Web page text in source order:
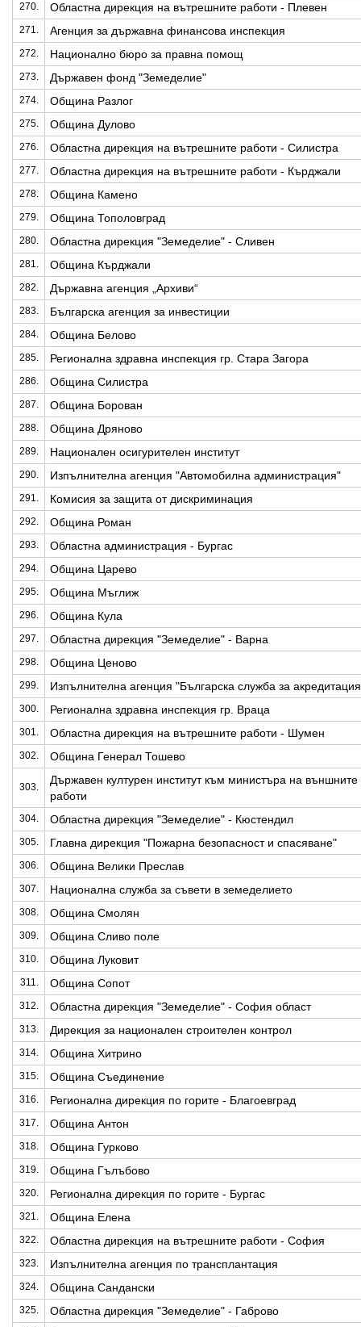
270. Областна дирекция на вътрешните работи - Плевен
271. Агенция за държавна финансова инспекция
272. Национално бюро за правна помощ
273. Държавен фонд "Земеделие"
274. Община Разлог
275. Община Дулово
276. Областна дирекция на вътрешните работи - Силистра
277. Областна дирекция на вътрешните работи - Кърджали
278. Община Камено
279. Община Тополовград
280. Областна дирекция "Земеделие" - Сливен
281. Община Кърджали
282. Държавна агенция „Архиви“
283. Българска агенция за инвестиции
284. Община Белово
285. Регионална здравна инспекция гр. Стара Загора
286. Община Силистра
287. Община Борован
288. Община Дряново
289. Национален осигурителен институт
290. Изпълнителна агенция "Автомобилна администрация"
291. Комисия за защита от дискриминация
292. Община Роман
293. Областна администрация - Бургас
294. Община Царево
295. Община Мъглиж
296. Община Кула
297. Областна дирекция "Земеделие" - Варна
298. Община Ценово
299. Изпълнителна агенция "Българска служба за
300. Регионална здравна инспекция гр. Враца
301. Областна дирекция на вътрешните работи - Шумен
302. Община Генерал Тошево
303.
Държавен културен институт към министъра на външните
работи
304. Областна дирекция "Земеделие" - Кюстендил
305. Главна дирекция "Пожарна безопасност и спасяване"
306. Община Велики Преслав
307. Национална служба за съвети в земеделието
308. Община Смолян
309. Община Сливо поле
310. Община Луковит
311. Община Сопот
312. Областна дирекция "Земеделие" - София област
313. Дирекция за национален строителен контрол
314. Община Хитрино
315. Община Съединение
316. Регионална дирекция по горите - Благоевград
317. Община Антон
318. Община Гурково
319. Община Гълъбово
320. Регионална дирекция по горите - Бургас
321. Община Елена
322. Областна дирекция на вътрешните работи - София
323. Изпълнителна агенция по трансплантация
324. Община Сандански
325. Областна дирекция "Земеделие" - Габрово